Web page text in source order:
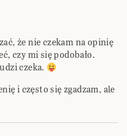
że nie czekam na opinię
czy mi się podobało.
czeka.
i często się zgadzam, ale